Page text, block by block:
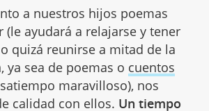
a nuestros hijos poemas
(le ayudará a relajarse y tener
quizá reunirse a mitad de la
ya sea de poemas o cuentos
maravilloso), nos
calidad con ellos. Un tiempo